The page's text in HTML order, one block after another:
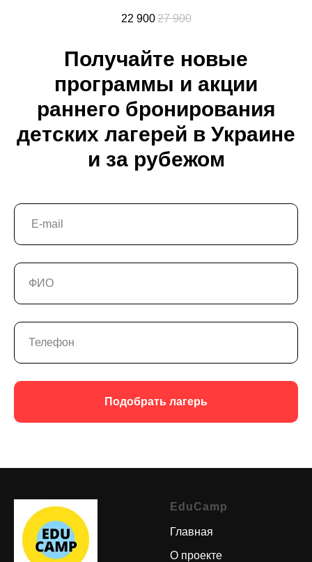
22 90027 900
Получайте новые
программы и акции
раннего бронирования
детских лагерей в Украине
и за рубежом
Подобрать лагерь
EduCamp
Главная
О проекте